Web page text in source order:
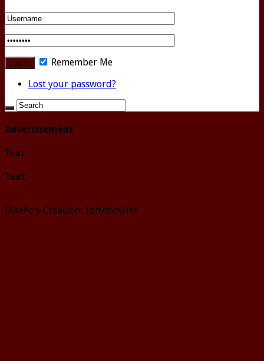
Remember Me
Lost your password?
Advertisement
Text
Text
Diseño y Creación: Tonymóviles